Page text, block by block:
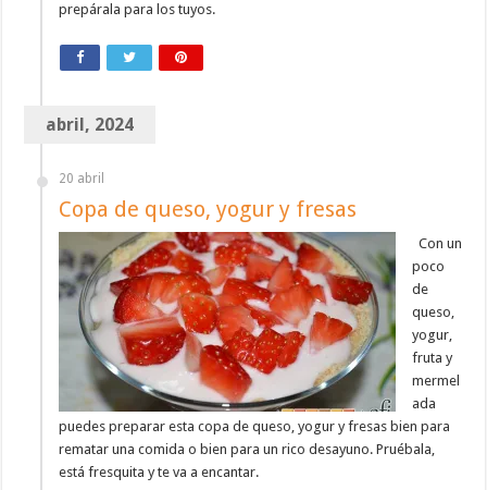
prepárala para los tuyos.
abril, 2024
20 abril
Copa de queso, yogur y fresas
Con un
poco
de
queso,
yogur,
fruta y
mermel
ada
puedes preparar esta copa de queso, yogur y fresas bien para
rematar una comida o bien para un rico desayuno. Pruébala,
está fresquita y te va a encantar.